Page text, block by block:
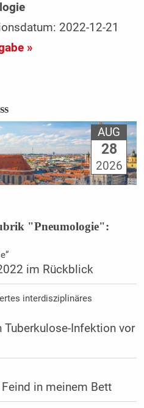
2022-12-21
»
AUG
28
2026
"Pneumologie":
im Rückblick
interdisziplinäres
Tuberkulose-Infektion vor
in meinem Bett